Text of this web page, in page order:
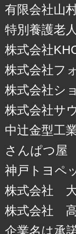
有限会社
特別養護老
株式会社
株式会社フ
株式会社シ
株式会社サ
中辻金型工
さんぱつ
神戸トヨペ
株式会社
株式会社
企業名は承